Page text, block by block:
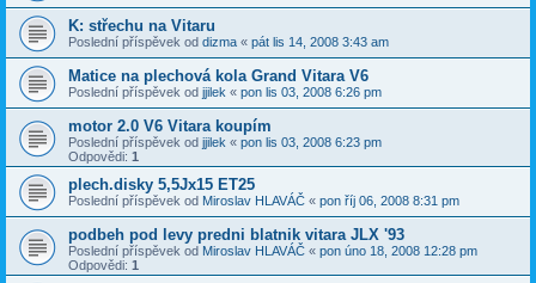
K: střechu na Vitaru
Poslední příspěvek od dizma « pát lis 14, 2008 3:43 am
Matice na plechová kola Grand Vitara V6
Poslední příspěvek od jjilek « pon lis 03, 2008 6:26 pm
motor 2.0 V6 Vitara koupím
Poslední příspěvek od jjilek « pon lis 03, 2008 6:23 pm
Odpovědi: 1
plech.disky 5,5Jx15 ET25
Poslední příspěvek od Miroslav HLAVÁČ « pon říj 06, 2008 8:31 pm
podbeh pod levy predni blatnik vitara JLX '93
Poslední příspěvek od Miroslav HLAVÁČ « pon úno 18, 2008 12:28 pm
Odpovědi: 1